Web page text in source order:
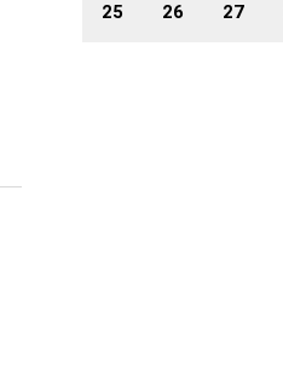
25 26 27